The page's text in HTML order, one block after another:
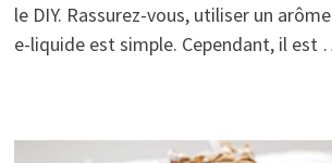
le DIY. Rassurez-vous, utiliser un
e-liquide est simple. Cependant, il est